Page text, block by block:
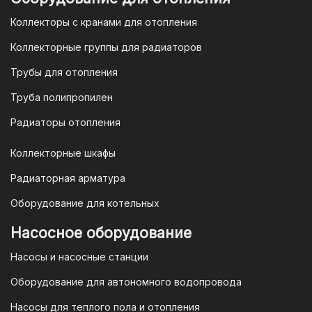
организаций и ИП необходимо
связаться с оптовым отделом
электронную почту
opt@mail.ru
Гарантия и условия гарантии
магазине "TIM-com Россия" Вы можете
быть уверены в том, что мы действуем
в рамках действующего
Законодательства Российской
Федерации и Ваши права, как
Коллекторы с кранами для отопления
Коллекторные группы для радиаторов
Трубы для отопления
Труба полипропилен
Радиаторы отопления
Коллекторные шкафы
Радиаторная арматура
Оборудование для котельных
Насосное оборудование
Насосы и насосные станции
Оборудование для автономного водопровода
Насосы для теплого пола и отопления